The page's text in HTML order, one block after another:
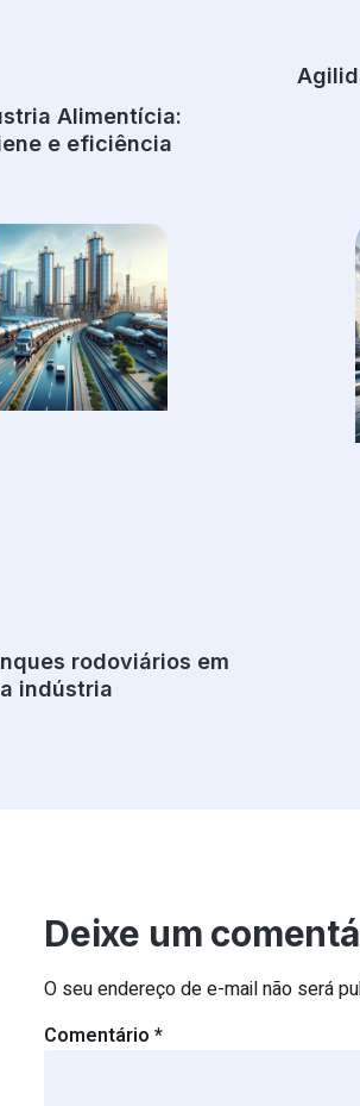
Alimentícia:
e eficiência
rodoviários em
indústria
Deixe um
O seu endereço de e-mail não será
Comentário *